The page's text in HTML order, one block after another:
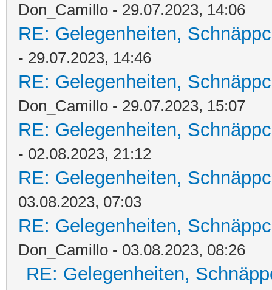
Don_Camillo - 29.07.2023, 14:06
RE: Gelegenheiten,
- 29.07.2023, 14:46
RE: Gelegenheiten,
Don_Camillo - 29.07.2023, 15:07
RE: Gelegenheiten,
- 02.08.2023, 21:12
RE: Gelegenheiten,
03.08.2023, 07:03
RE: Gelegenheiten,
Don_Camillo - 03.08.2023, 08:26
RE: Gelegenheiten,